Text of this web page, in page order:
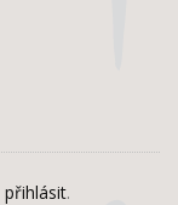
přihlásit.